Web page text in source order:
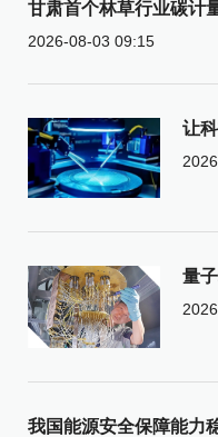
甘肃首个林草行业碳计
2026-08-03 09:15
让
量
我国能源安全保障能力